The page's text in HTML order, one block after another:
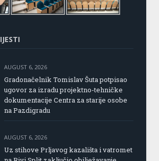
AUGUST 6, 2026
Gradonačelnik Tomislav Šuta potpisao
ugovor za izradu projektno-tehničke
dokumentacije Centra za starije osobe
na Pazdigradu
AUGUST 6, 2026
Uz stihove Prljavog kazališta i vatromet